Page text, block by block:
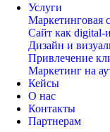
Услуги
Маркетинговая
Сайт как digital-
Дизайн и
Привлечение
Маркетинг на
Кейсы
О нас
Контакты
Партнерам